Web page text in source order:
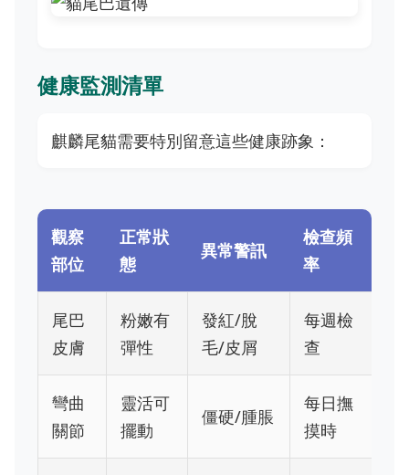
健康監測清單
麒麟尾貓需要特別留意這些健康跡象：
觀察
部位
正常狀
態
異常警訊
檢查頻
率
尾巴
皮膚
粉嫩有
彈性
發紅/脫
毛/皮屑
每週檢
查
彎曲
關節
靈活可
擺動
僵硬/腫脹
每日撫
摸時